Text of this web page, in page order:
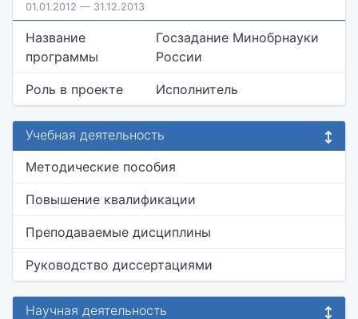
01.01.2012 — 31.12.2013
Название
программы
Госзадание Минобрнауки
России
Роль в проекте Исполнитель
Учебная деятельность
Методические пособия
Повышение квалификации
Преподаваемые дисциплины
Руководство диссертациями
Научная деятельность